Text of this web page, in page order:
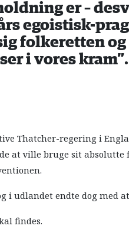
er –
egoistisk-
folkeretten
i vores
Thatcher-regering i
at ville bruge sit
i udlandet endte dog med
findes.